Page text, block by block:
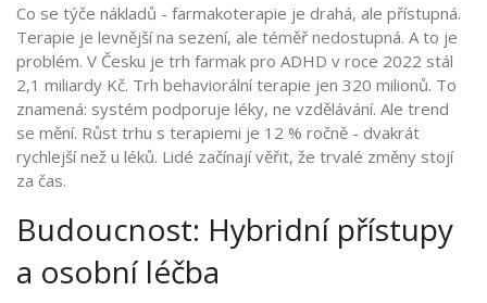
Co se týče nákladů - farmakoterapie je drahá, ale přístupná.
Terapie je levnější na sezení, ale téměř nedostupná. A to je
problém. V Česku je trh farmak pro ADHD v roce 2022 stál
2,1 miliardy Kč. Trh behaviorální terapie jen 320 milionů. To
znamená: systém podporuje léky, ne vzdělávání. Ale trend
se mění. Růst trhu s terapiemi je 12 % ročně - dvakrát
rychlejší než u léků. Lidé začínají věřit, že trvalé změny stojí
za čas.
Budoucnost: Hybridní přístupy
a osobní léčba